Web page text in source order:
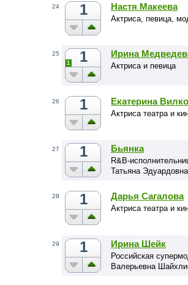
24 1 Настя Макеева
Актриса, певица,
25 1
1
Ирина
Актриса и певица
26 1 Екатерина
Актриса театра и
27 1 Бьянка
R&B-
Татьяна
28 1 Дарья Сагалова
Актриса театра и
29 1 Ирина Шейк
Российская
Валерьевна